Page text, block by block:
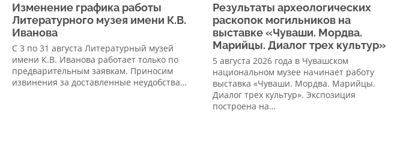
Изменение графика работы
Литературного музея имени К.В.
Иванова
С 3 по 31 августа Литературный музей
имени К.В. Иванова работает только по
предварительным заявкам. Приносим
извинения за доставленные неудобства…
Результаты археологических
раскопок могильников на
выставке «Чуваши. Мордва.
Марийцы. Диалог трех культур»
5 августа 2026 года в Чувашском
национальном музее начинает работу
выставка «Чуваши. Мордва. Марийцы.
Диалог трех культур». Экспозиция
построена на…